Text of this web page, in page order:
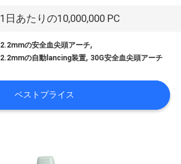
1日あたりの10,000,000 PC
2.2mmの安全血尖頭アーチ,
2.2mmの自動lancing装置, 30G安全血尖頭アーチ
ベストプライス